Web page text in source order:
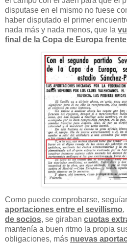
disputase en el mismo no fuese
haber disputado el primer
nada más y nada menos, que la
final de la Copa de Europa
Como puede comprobarse,
aportaciones entre el sevillismo,
de socios, se giraban cuotas
mantenía a buen ritmo la propia
obligaciones, más nuevas